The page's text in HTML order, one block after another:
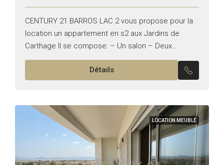
CENTURY 21 BARROS LAC 2 vous propose pour la
location un appartement en s2 aux Jardins de
Carthage Il se compose: – Un salon – Deux
chambres à coucher – Une cuisine...
Détails
LOCATION MEUBLÉ